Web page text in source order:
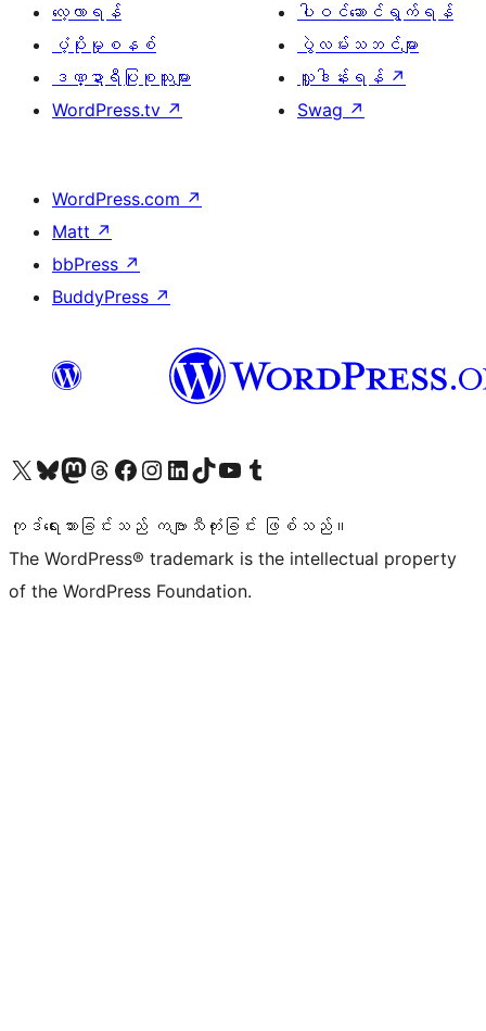
လေ့လာရန်
ပံ့ပိုးမှုစနစ်
ဒဏ္ဍာရီပြုစုသူများ
WordPress.tv ↗
ပါဝင်ဆောင်ရွက်ရန်
ပွဲလမ်းသဘင်များ
လှူဒါန်းရန် ↗
Swag ↗
WordPress.com ↗
Matt ↗
bbPress ↗
BuddyPress ↗
ကျွန်ုပ်တို့၏ X (ယခင် Twitter) အကောင့်သို့ သွားရောက်ကြည့်ရှုပါကျွန်ုပ်တို့၏ Bluesky အကောင့်သို့ ဝင်ရောက်ကြည့်ရှုရန်
ကျွန်ုပ်တို့၏ Mastodon အကောင့်သို့ သွားရောက်ကြည့်ရှုပါကျွန်ုပ်တို့၏ Threads အကောင့်သို့ ဝင်ရောက်ကြည့်ရှုရန်
ကျွန်ုပ်တို့၏ Facebook စာမျက်နှာသို့ သွားရောက်ကြည့်ရှုပါကျွန်ုပ်တို့၏ Instagram အကောင့်သို့ သွားရောက်ကြည့်ရှုပါ ကျွန်ုပ်တို့၏ LinkedIn အကောင့်သို့ သွားရောက်ကြည့်ရှုပါကျွန်ုပ်တို့၏ TikTok အကောင့်သို့ ဝင်ရောက်ကြည့်ရှုရန်
ကျွန်ုပ်တို့၏ YouTube ချန်နယ်သို့ သွားရောက်ကြည့်ရှုပါ ကျွန်ုပ်တို့၏ Tumblr အကောင့်သို့ ဝင်ရောက်ကြည့်ရှုရန်
ကုဒ်ရေးသားခြင်းသည် ကဗျာသီကုံးခြင်း ဖြစ်သည်။
The WordPress® trademark is the intellectual property
of the WordPress Foundation.